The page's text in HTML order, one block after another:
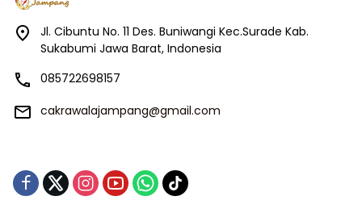
Jl. Cibuntu No. 11 Des. Buniwangi Kec.Surade Kab.
Sukabumi Jawa Barat, Indonesia
085722698157
cakrawalajampang@gmail.com